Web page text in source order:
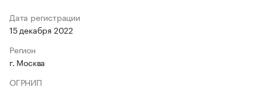
Дата регистрации
15 декабря 2022
Регион
г. Москва
ОГРНИП